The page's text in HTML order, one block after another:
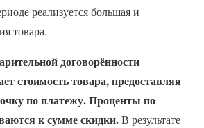
реализуется большая и
товара.
договорённости
стоимость товара, предоставляя
по платежу. Проценты по
к сумме скидки.В результате